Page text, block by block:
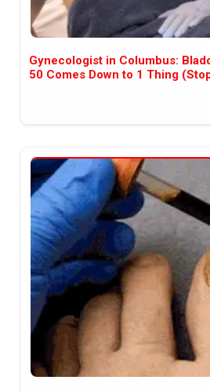
Gynecologist in Columbus:
50 Comes Down to 1 Thing